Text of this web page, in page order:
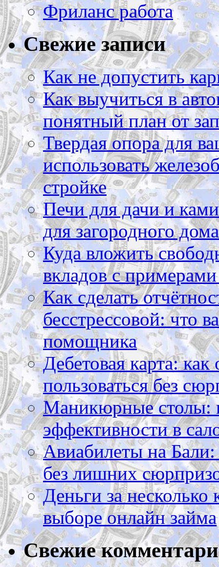
Фриланс работа
Свежие записи
Как не допустить
Как выучиться в
понятный план от
Твердая опора для
использовать
стройке
Печи для дачи и
для загородного дома
Куда вложить
вкладов с
Как сделать
бесстрессовой: что
помощника
Дебетовая карта:
пользоваться без
Маникюрные столы:
эффективности в
Авиабилеты на Бали:
без лишних
Деньги за
выборе онлайн займа
Свежие